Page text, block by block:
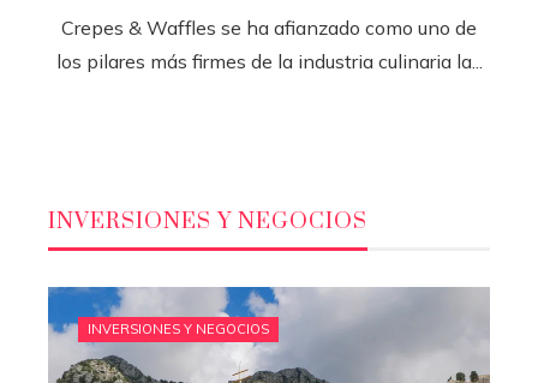
Crepes & Waffles se ha afianzado como uno de
los pilares más firmes de la industria culinaria la...
INVERSIONES Y NEGOCIOS
INVERSIONES Y NEGOCIOS